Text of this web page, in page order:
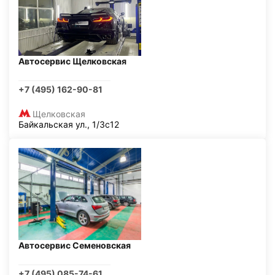
Автосервис Щелковская
+7 (495) 162-90-81
Щелковская
Байкальская ул., 1/3с12
Автосервис Семеновская